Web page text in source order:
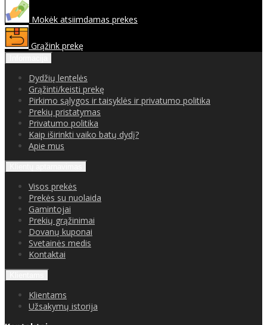
Mokėk atsiimdamas prekes
Grąžink prekę
Dydžių lentelės
Grąžinti/keisti prekę
Pirkimo sąlygos ir taisyklės ir privatumo politika
Prekių pristatymas
Privatumo politika
Kaip iširinkti vaiko batų dydį?
Apie mus
Visos prekės
Prekės su nuolaida
Gamintojai
Prekių grąžinimai
Dovanų kuponai
Svetainės medis
Kontaktai
Klientams
Užsakymų istorija